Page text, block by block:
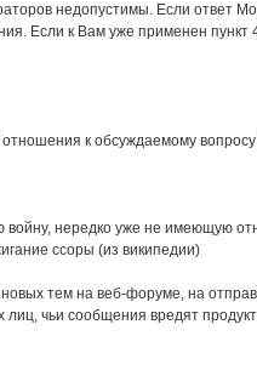
недопустимы. Если ответ
Если к Вам уже применен пункт
к обсуждаемому вопросу
войну, нередко уже не имеющую
ссоры (из википедии)
тем на веб-форуме, на
чьи сообщения вредят